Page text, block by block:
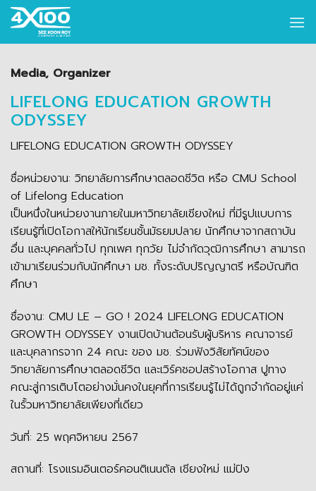
Skip
to
content
Media, Organizer
LIFELONG EDUCATION GROWTH
ODYSSEY
LIFELONG EDUCATION GROWTH ODYSSEY
ชื่อหน่วยงาน: วิทยาลัยการศึกษาตลอดชีวิต หรือ CMU School
of Lifelong Education
เป็นหนึ่งในหน่วยงานภายในมหาวิทยาลัยเชียงใหม่ ที่มีรูปแบบการ
เรียนรู้ที่เปิดโอกาสให้นักเรียนชั้นมัธยมปลาย นักศึกษาจากสถาบัน
อื่น และบุคคลทั่วไป ทุกเพศ ทุกวัย ไม่จำกัดวุฒิการศึกษา สามารถ
เข้ามาเรียนร่วมกับนักศึกษา มช. ทั้งระดับปริญญาตรี หรือบัณฑิต
ศึกษา
ชื่องาน: CMU LE – GO ! 2024 LIFELONG EDUCATION
GROWTH ODYSSEY งานเปิดบ้านต้อนรับผู้บริหาร คณาจารย์
และบุคลากรจาก 24 คณะ ของ มช. ร่วมฟังวิสัยทัศน์ของ
วิทยาลัยการศึกษาตลอดชีวิต และเวิร์คชอปสร้างโอกาส ปูทาง
คณะสู่การเติบโตอย่างมั่นคงในยุคที่การเรียนรู้ไม่ได้ถูกจำกัดอยู่แค่
ในรั้วมหาวิทยาลัยเพียงที่เดียว
วันที่: 25 พฤศจิหายน 2567
สถานที่: โรงแรมอินเตอร์คอนติเนนตัล เชียงใหม่ แม่ปิง